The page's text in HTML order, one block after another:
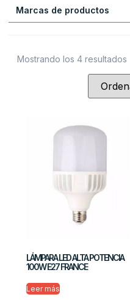
Marcas de productos
Mostrando los 4 resultados
LÁMPARA LED ALTA POTENCIA
100W E27 FRANCE
Leer más